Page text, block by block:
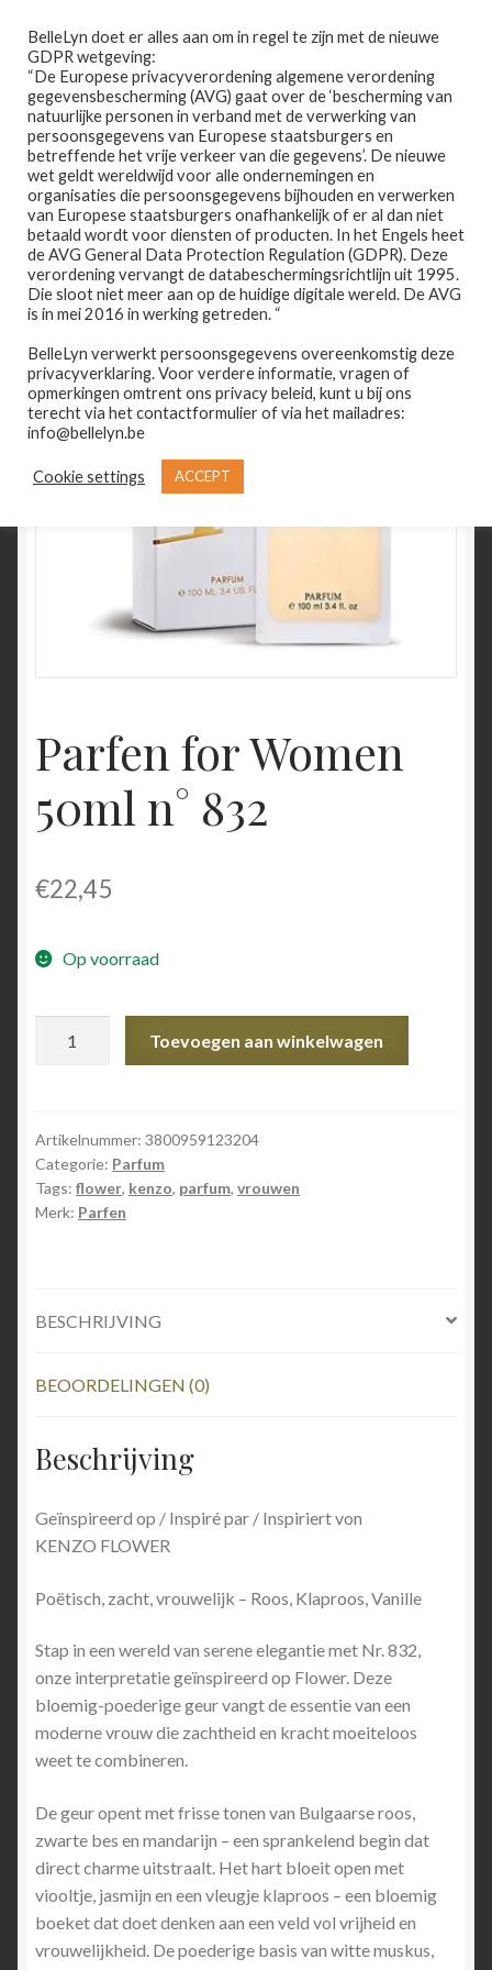
door
naar
navigatie
naar
de
inhoud
Menu
Home
Afspraak maken
Prijslijst
Winkel
Contact
Wie is Belle-Lyn ?
Home Parfum PARFEN FOR WOMEN 50ML N° 832
Parfen for Women
50ml n° 832
€22,45
Op voorraad
n°
832
aantal
Toevoegen aan winkelwagen
Artikelnummer: 3800959123204
Categorie: Parfum
Tags: flower, kenzo, parfum, vrouwen
Merk: Parfen
BESCHRIJVING
BEOORDELINGEN (0)
Beschrijving
Geïnspireerd op / Inspiré par / Inspiriert von
KENZO FLOWER
Poëtisch, zacht, vrouwelijk – Roos, Klaproos, Vanille
Stap in een wereld van serene elegantie met Nr. 832,
onze interpretatie geïnspireerd op Flower. Deze
bloemig-poederige geur vangt de essentie van een
moderne vrouw die zachtheid en kracht moeiteloos
weet te combineren.
De geur opent met frisse tonen van Bulgaarse roos,
zwarte bes en mandarijn – een sprankelend begin dat
direct charme uitstraalt. Het hart bloeit open met
viooltje, jasmijn en een vleugje klaproos – een bloemig
boeket dat doet denken aan een veld vol vrijheid en
vrouwelijkheid. De poederige basis van witte muskus,
BelleLyn doet er alles aan om in regel te zijn met de nieuwe
GDPR wetgeving:
“De Europese privacyverordening algemene verordening
gegevensbescherming (AVG) gaat over de ‘bescherming van
natuurlijke personen in verband met de verwerking van
persoonsgegevens van Europese staatsburgers en
betreffende het vrije verkeer van die gegevens’. De nieuwe
wet geldt wereldwijd voor alle ondernemingen en
organisaties die persoonsgegevens bijhouden en verwerken
van Europese staatsburgers onafhankelijk of er al dan niet
betaald wordt voor diensten of producten. In het Engels heet
de AVG General Data Protection Regulation (GDPR). Deze
verordening vervangt de databeschermingsrichtlijn uit 1995.
Die sloot niet meer aan op de huidige digitale wereld. De AVG
is in mei 2016 in werking getreden. “
BelleLyn verwerkt persoonsgegevens overeenkomstig deze
privacyverklaring. Voor verdere informatie, vragen of
opmerkingen omtrent ons privacy beleid, kunt u bij ons
terecht via het contactformulier of via het mailadres:
info@bellelyn.be
Cookie settings ACCEPT